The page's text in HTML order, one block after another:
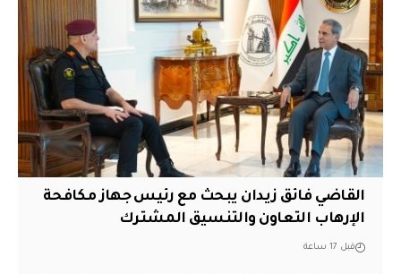
القاضي فائق زيدان يبحث مع رئيس جهاز مكافحة
الإرهاب التعاون والتنسيق المشترك
قبل 17 ساعة